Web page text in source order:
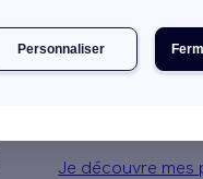
Personnaliser
Une maison
Votre logement
Je découvre mes